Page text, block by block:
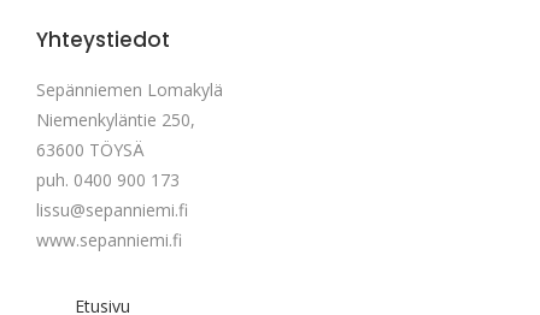
Yhteystiedot
Sepänniemen Lomakylä
Niemenkyläntie 250,
63600 TÖYSÄ
puh. 0400 900 173
lissu@sepanniemi.fi
www.sepanniemi.fi
Etusivu